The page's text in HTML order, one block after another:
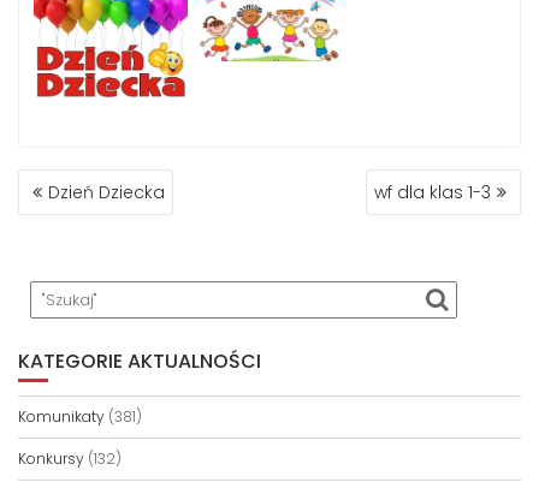
NAWIGACJA
WPISU
Dzień Dziecka wf dla klas 1-3
KATEGORIE AKTUALNOŚCI
Komunikaty (381)
Konkursy (132)